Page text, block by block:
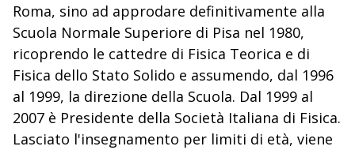
Roma, sino ad approdare definitivamente alla
Scuola Normale Superiore di Pisa nel 1980,
ricoprendo le cattedre di Fisica Teorica e di
Fisica dello Stato Solido e assumendo, dal 1996
al 1999, la direzione della Scuola. Dal 1999 al
2007 è Presidente della Società Italiana di Fisica.
Lasciato l'insegnamento per limiti di età, viene